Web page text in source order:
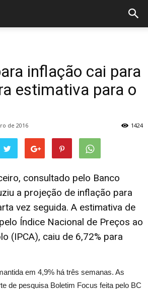
inflação cai para
estimativa para o
de 2016 1424
consultado pelo Banco
a projeção de inflação para
vez seguida. A estimativa de
Índice Nacional de Preços ao
(IPCA), caiu de 6,72% para
em 4,9% há três semanas. As
de pesquisa Boletim Focus feita pelo BC